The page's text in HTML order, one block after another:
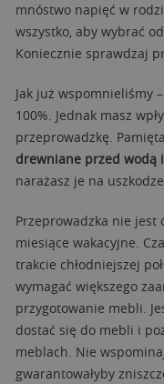
mnóstwo napięć w
wszystko, aby wybrać
Koniecznie sprawdzaj
Jak już wspomnieliśmy
100%. Jednak masz
przeprowadzkę.
drewniane przed wodą
narażasz je na
Przeprowadzka nie jest
miesiące wakacyjne.
trakcie chłodniejszej
wymagać większego
przygotowanie mebli.
dostać się do mebli i
meblach. Nie
gwarantowałyby